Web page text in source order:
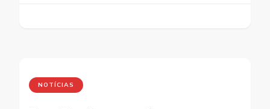
NOTÍCIAS